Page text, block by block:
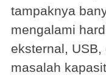
tampaknya
mengalami
eksternal,
masalah